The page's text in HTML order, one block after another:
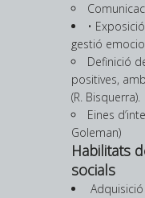
•
gestió
Definició
positives,
(R. Bisquerra).
Eines
Goleman)
Habilitats
socials